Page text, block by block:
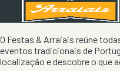
O Festas & Arraiais reúne
eventos tradicionais de
localização e descobre o que